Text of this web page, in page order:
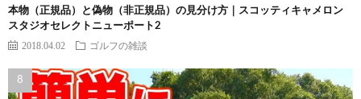
本物（正規品）と偽物（非正規品）の見分け方｜スコッティキャメロン
スタジオセレクトニューポート2
2018.04.02 ゴルフの雑談